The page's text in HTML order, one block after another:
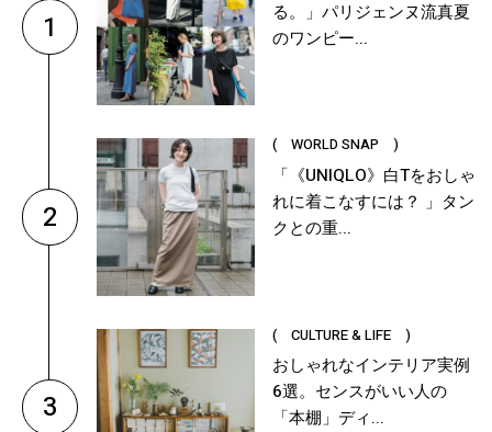
1
る。」パリジェンヌ流真夏
のワンピー...
2
( WORLD SNAP )
「《UNIQLO》白Tをおしゃ
れに着こなすには？ 」タン
クとの重...
3
( CULTURE & LIFE )
おしゃれなインテリア実例
6選。センスがいい人の
「本棚」ディ...